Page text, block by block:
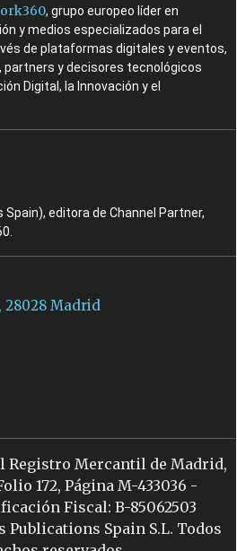
, grupo europeo líder en
y medios especializados para el
de plataformas digitales y eventos,
y decisores tecnológicos
Digital, la Innovación y el
editora de Channel Partner,
28028 Madrid
Registro Mercantil de Madrid,
172, Página M-433036 -
Fiscal: B-85062503
Publications Spain S.L. Todos